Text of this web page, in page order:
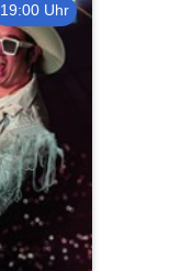
19:00 Uhr